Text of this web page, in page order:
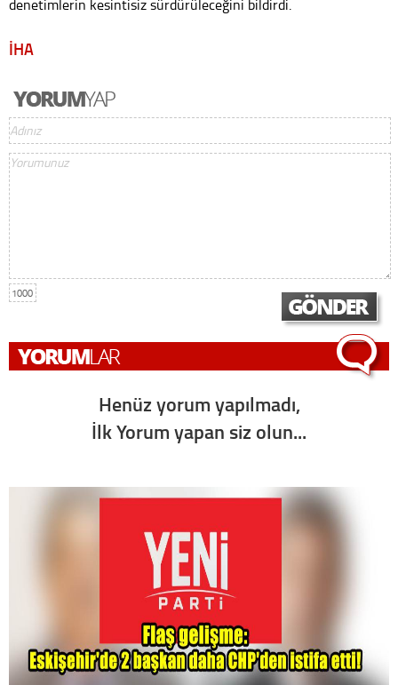
denetimlerin kesintisiz sürdürüleceğini bildirdi.
İHA
1000
Henüz yorum yapılmadı,
İlk Yorum yapan siz olun...